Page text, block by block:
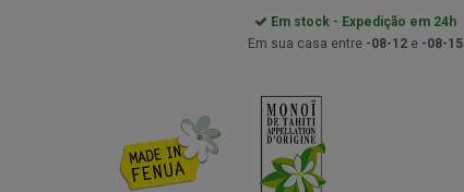
Em stock - Expedição em 24h
Em sua casa entre -08-12 e -08-15